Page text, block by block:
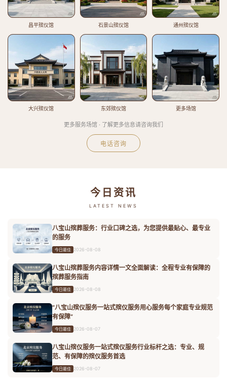
昌平殡仪馆 石景山殡仪馆 通州殡仪馆
大兴殡仪馆 东郊殡仪馆 更多场馆
更多服务场馆 · 了解更多信息请咨询我们
电话咨询
今日资讯
LATEST NEWS
八宝山殡葬服务：行业口碑之选，为您提供最贴心、最专业
的服务
今日最佳 2026-08-08
八宝山殡葬服务内容详情一文全面解读：全程专业有保障的
殡葬服务指南
今日最佳 2026-08-08
“八宝山殡仪服务一站式殡仪服务用心服务每个家庭专业规范
有保障”
今日最佳 2026-08-07
八宝山殡仪服务一站式殡仪服务行业标杆之选：专业、规
范、有保障的殡仪服务首选
今日最佳 2026-08-07